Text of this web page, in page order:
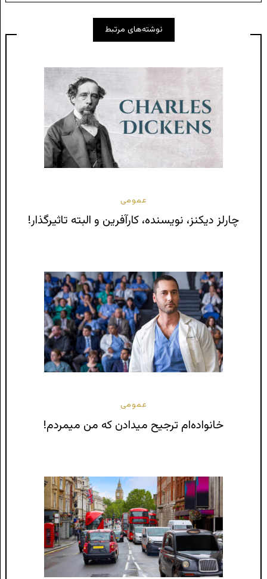
نوشته‌های مرتبط
عمومی
چارلز دیکنز، نویسنده، کارآفرین و البته تاثیرگذار!
عمومی
خانواده‌ام ترجیح میدادن که من میمردم!